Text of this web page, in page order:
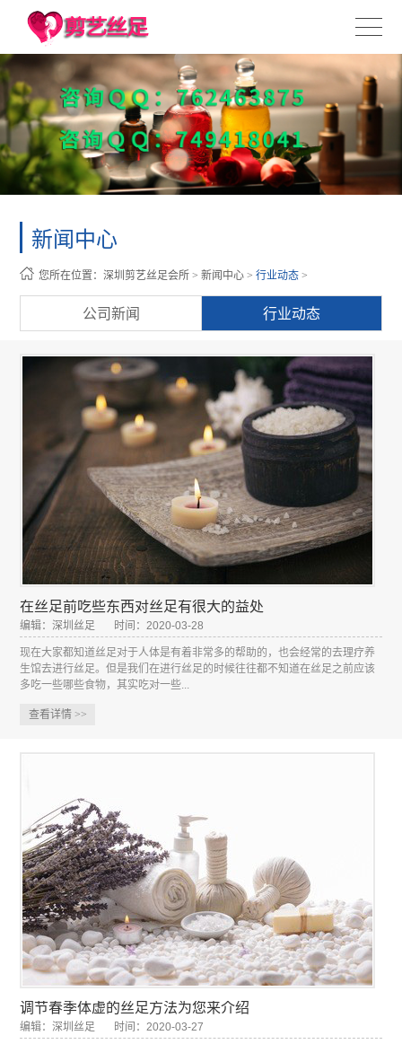
新闻中心
您所在位置：深圳剪艺丝足会所 >新闻中心 >行业动态 >
公司新闻 行业动态
在丝足前吃些东西对丝足有很大的益处
编辑：深圳丝足 时间：2020-03-28
现在大家都知道丝足对于人体是有着非常多的帮助的，也会经常的去理疗养
生馆去进行丝足。但是我们在进行丝足的时候往往都不知道在丝足之前应该
多吃一些哪些食物，其实吃对一些...
查看详情 >>
调节春季体虚的丝足方法为您来介绍
编辑：深圳丝足 时间：2020-03-27